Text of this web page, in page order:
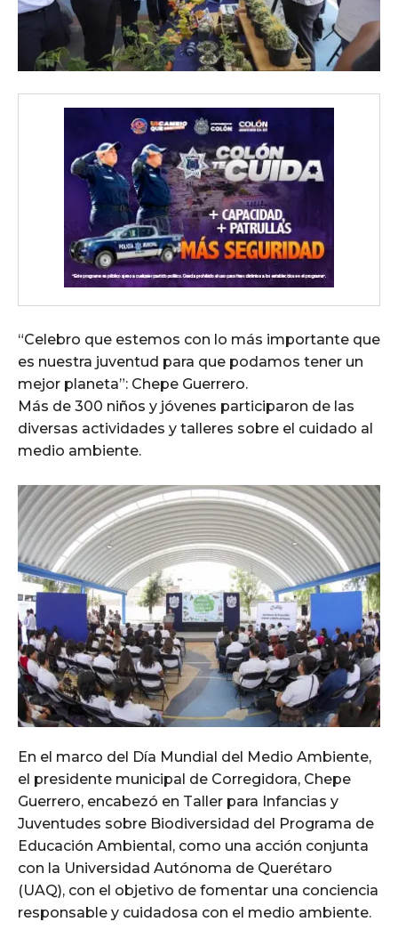
“Celebro que estemos con lo más importante que
es nuestra juventud para que podamos tener un
mejor planeta”: Chepe Guerrero.
Más de 300 niños y jóvenes participaron de las
diversas actividades y talleres sobre el cuidado al
medio ambiente.
En el marco del Día Mundial del Medio Ambiente,
el presidente municipal de Corregidora, Chepe
Guerrero, encabezó en Taller para Infancias y
Juventudes sobre Biodiversidad del Programa de
Educación Ambiental, como una acción conjunta
con la Universidad Autónoma de Querétaro
(UAQ), con el objetivo de fomentar una conciencia
responsable y cuidadosa con el medio ambiente.